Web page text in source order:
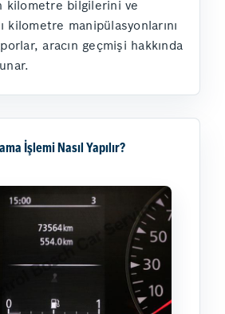
kilometre bilgilerini ve
kilometre manipülasyonlarını
aracın geçmişi hakkında
İşlemi Nasıl Yapılır?